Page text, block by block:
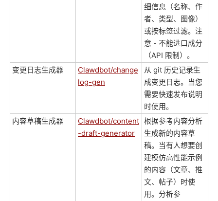
细信息（名称、作
者、类型、图像）
或按标签过滤。注
意 - 不能进口成分
（API 限制）。
变更日志生成器
Clawdbot/change
log-gen
从 git 历史记录生
成变更日志。当您
需要快速发布说明
时使用。
内容草稿生成器
Clawdbot/content
-draft-generator
根据参考内容分析
生成新的内容草
稿。当有人想要创
建模仿高性能示例
的内容（文章、推
文、帖子）时使
用。分析参